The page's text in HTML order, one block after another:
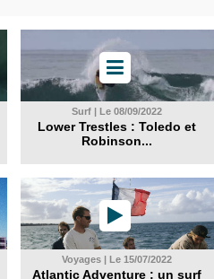
Surf | Le 08/09/2022
Lower Trestles : Toledo et
Robinson...
Voyages | Le 15/07/2022
Atlantic Adventure : un surf